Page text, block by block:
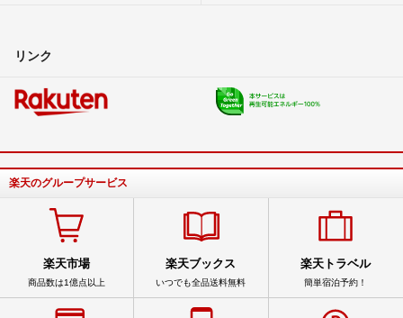
リンク
楽天のグループサービス
楽天市場
商品数は1億点以上
楽天ブックス
いつでも全品送料無料
楽天トラベル
簡単宿泊予約！